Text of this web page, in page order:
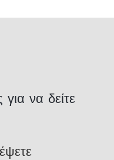
να δείτε